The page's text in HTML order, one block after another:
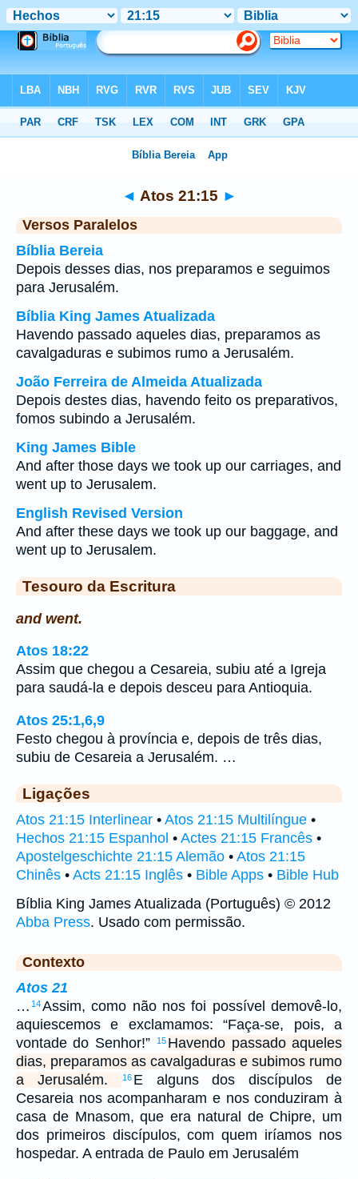
◄ Atos 21:15 ►
Versos Paralelos
Bíblia Bereia
Depois desses dias, nos preparamos e seguimos
para Jerusalém.
Bíblia King James Atualizada
Havendo passado aqueles dias, preparamos as
cavalgaduras e subimos rumo a Jerusalém.
João Ferreira de Almeida Atualizada
Depois destes dias, havendo feito os preparativos,
fomos subindo a Jerusalém.
King James Bible
And after those days we took up our carriages, and
went up to Jerusalem.
English Revised Version
And after these days we took up our baggage, and
went up to Jerusalem.
Tesouro da Escritura
and went.
Atos 18:22
Assim que chegou a Cesareia, subiu até a Igreja
para saudá-la e depois desceu para Antioquia.
Atos 25:1,6,9
Festo chegou à província e, depois de três dias,
subiu de Cesareia a Jerusalém. …
Ligações
Atos 21:15 Interlinear • Atos 21:15 Multilíngue •
Hechos 21:15 Espanhol • Actes 21:15 Francês •
Apostelgeschichte 21:15 Alemão • Atos 21:15
Chinês • Acts 21:15 Inglês • Bible Apps • Bible Hub
Bíblia King James Atualizada (Português) © 2012
Abba Press. Usado com permissão.
Contexto
Atos 21
… 14Assim, como não nos foi possível demovê-lo,
aquiescemos e exclamamos: “Faça-se, pois, a
vontade do Senhor!”
15 Havendo passado aqueles
dias, preparamos as cavalgaduras e subimos rumo
a Jerusalém.
16 E alguns dos discípulos de
Cesareia nos acompanharam e nos conduziram à
casa de Mnasom, que era natural de Chipre, um
dos primeiros discípulos, com quem iríamos nos
hospedar. A entrada de Paulo em Jerusalém